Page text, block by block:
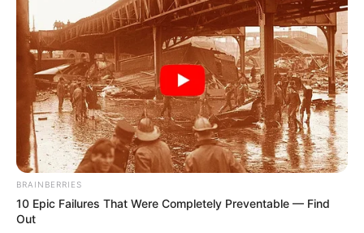
Daftar isi
Biodata & Profil
Nama Lengkap: Jeon Hee Jin
Nama Panggung: Heejin
Nama Panggilan: Heekkie, Founder, Ambitious Bunny
BRAINBERRIES
10 Epic Failures That Were Completely Preventable — Find
Out